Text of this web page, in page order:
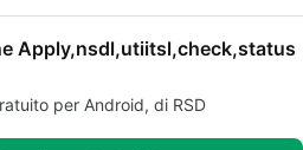
Apply,nsdl,utiitsl,check,status
per Android, di RSD